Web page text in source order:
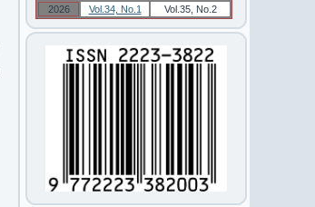
2026
Vol.34, No.1 Vol.35, No.2